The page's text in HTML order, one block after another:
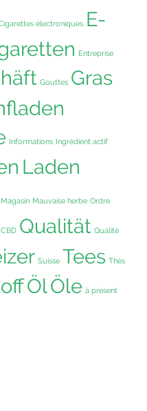
électroniques E-
Entreprise
Gouttes Gras
Informations Ingrédient actif
Laden
Magasin Mauvaise herbe Ordre
Qualität Qualité
Suisse Tees Thés
ÖlÖle à présent